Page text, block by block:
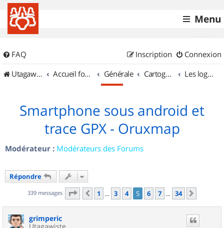
Menu
FAQ Connexion
Inscription
UtagawaVTT (Randos VTT et VTTAE avec traces GPS)
Accueil forum Générale Cartographie et GPS Les logiciels
Smartphone sous android et
trace GPX - Oruxmap
Modérateur : Modérateurs des Forums
Répondre
339 messages Page 5sur 34
Précédent
1 … 3 4 5 6 7 … 34
grimperic